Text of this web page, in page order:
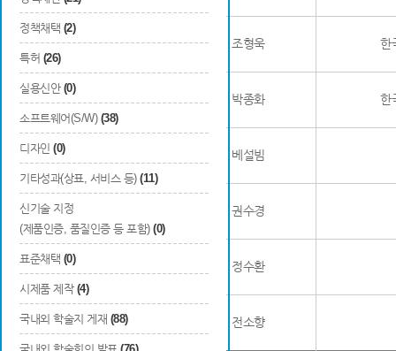
정책채택 (2)
특허 (26)
실용신안 (0)
소프트웨어(S/W) (38)
디자인 (0)
기타성과(상표, 서비스 등) (11)
신기술 지정
(제품인증, 품질인증 등 포함) (0)
표준채택 (0)
시제품 제작 (4)
국내외 학술지 게재 (88)
3 청년 조형욱 한
박종화 한
5 베설빔
6 권수경
7 정수환
8 청년 전소향